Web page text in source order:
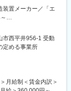
ッタリング装置、蒸
計製造の経験
経験
FPD分野の製造装
置系以外でも可）
装置メーカー／「エ
イプロセス装置（プ
置、各種成膜関連
。
プロセス開発・電
市西平井956-1 受動
定める事業所
月給制＜賃金内訳＞